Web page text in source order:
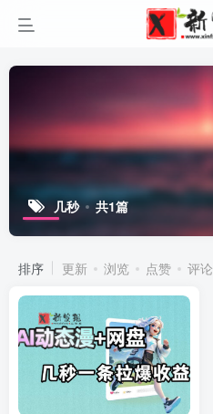
几秒 共1篇
排序 更新 浏览 点赞 评论